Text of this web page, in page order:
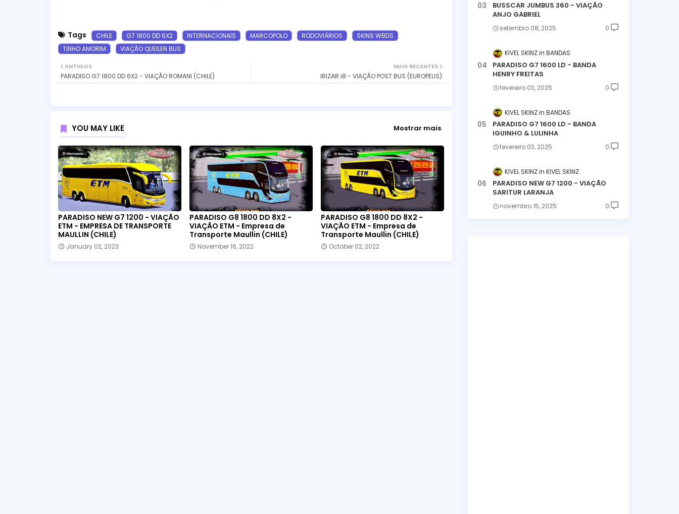
Tags CHILE G7 1800 DD 6X2 INTERNACIONAIS MARCOPOLO RODOVIÁRIOS
SKINS WBDS
TINHO AMORIM
VIAÇÃO QUEILEN BUS
MAIS RECENTES
IRIZAR i8 - VIAÇÃO POST BUS (EUROPEUS)
ANTIGOS
PARADISO G7 1800 DD 6X2 - VIAÇÃO ROMANI (CHILE)
YOU MAY LIKE Mostrar mais
PARADISO NEW G7 1200 - VIAÇÃO
ETM - EMPRESA DE TRANSPORTE
MAULLIN (CHILE)
January 02, 2023
PARADISO G8 1800 DD 8X2 -
VIAÇÃO ETM - Empresa de
Transporte Maullin (CHILE)
November 16, 2022
PARADISO G8 1800 DD 8X2 -
VIAÇÃO ETM - Empresa de
Transporte Maullin (CHILE)
October 02, 2022
BUSSCAR JUMBUS 360 - VIAÇÃO
ANJO GABRIEL
setembro 08, 2025 0
KIVEL SKINZ BANDAS
PARADISO G7 1600 LD - BANDA
HENRY FREITAS
fevereiro 03, 2025 0
KIVEL SKINZ BANDAS
PARADISO G7 1600 LD - BANDA
IGUINHO & LULINHA
fevereiro 03, 2025 0
KIVEL SKINZ KIVEL SKINZ
PARADISO NEW G7 1200 - VIAÇÃO
SARITUR LARANJA
novembro 15, 2025 0